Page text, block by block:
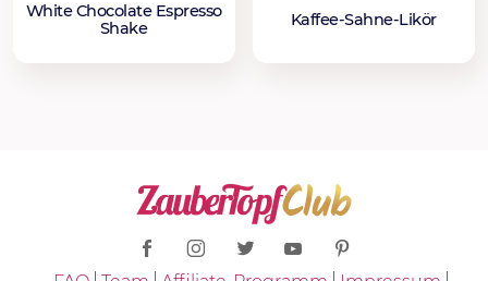
White Chocolate Espresso
Shake
Kaffee-Sahne-Likör